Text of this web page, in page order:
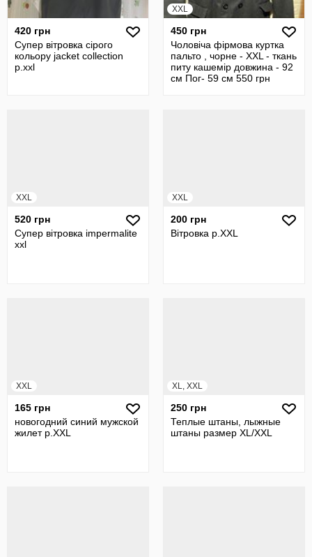
420 грн
Супер вітровка сірого
кольору jacket collection
р.xxl
XXL
450 грн
Чоловіча фірмова куртка
пальто , чорне - XXL - ткань
питу кашемір довжина - 92
см Пог- 59 см 550 грн
XXL
520 грн
Супер вітровка impermalite
xxl
XXL
200 грн
Вітровка р.XXL
XXL
165 грн
новогодний синий мужской
жилет р.XXL
XL, XXL
250 грн
Теплые штаны, лыжные
штаны размер XL/XXL